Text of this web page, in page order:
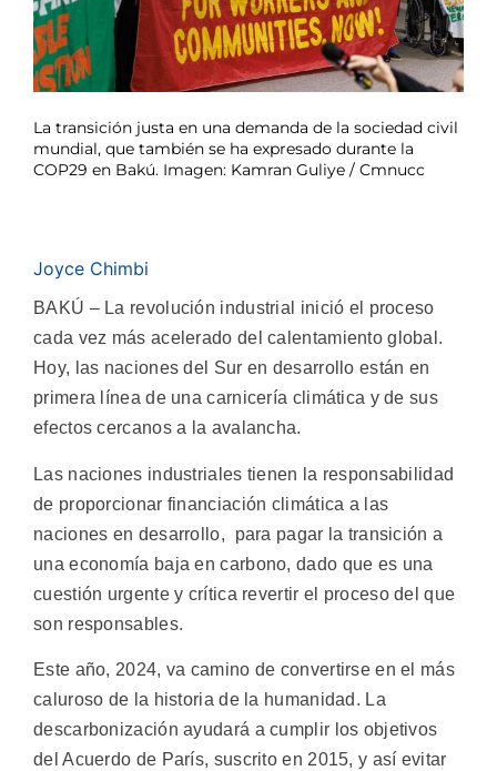
La transición justa en una demanda de la sociedad civil
mundial, que también se ha expresado durante la
COP29 en Bakú. Imagen: Kamran Guliye / Cmnucc
Joyce Chimbi
BAKÚ – La revolución industrial inició el proceso
cada vez más acelerado del calentamiento global.
Hoy, las naciones del Sur en desarrollo están en
primera línea de una carnicería climática y de sus
efectos cercanos a la avalancha.
Las naciones industriales tienen la responsabilidad
de proporcionar financiación climática a las
naciones en desarrollo, para pagar la transición a
una economía baja en carbono, dado que es una
cuestión urgente y crítica revertir el proceso del que
son responsables.
Este año, 2024, va camino de convertirse en el más
caluroso de la historia de la humanidad. La
descarbonización ayudará a cumplir los objetivos
del Acuerdo de París, suscrito en 2015, y así evitar